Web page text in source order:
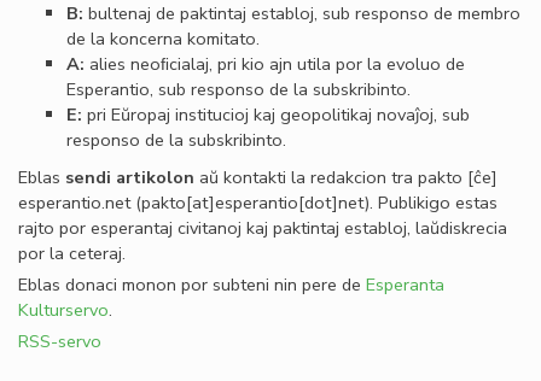
B: bultenaj de paktintaj establoj, sub responso de membro
de la koncerna komitato.
A: alies neoﬁcialaj, pri kio ajn utila por la evoluo de
Esperantio, sub responso de la subskribinto.
E: pri Eŭropaj institucioj kaj geopolitikaj novaĵoj, sub
responso de la subskribinto.
Eblas sendi artikolon aŭ kontakti la redakcion tra pakto [ĉe]
esperantio.net(pakto[at]esperantio[dot]net). Publikigo estas
rajto por esperantaj civitanoj kaj paktintaj establoj, laŭdiskrecia
por la ceteraj.
Eblas donaci monon por subteni nin pere de Esperanta
Kulturservo.
RSS-servo